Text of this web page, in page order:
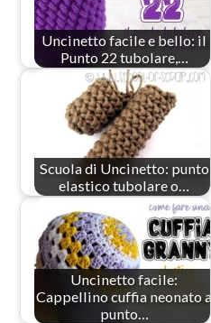
Uncinetto facile e bello: il
Punto 22 tubolare,…
Scuola di Uncinetto: punto
elastico tubolare o…
Uncinetto facile:
Cappellino cuffia neonato a
punto…